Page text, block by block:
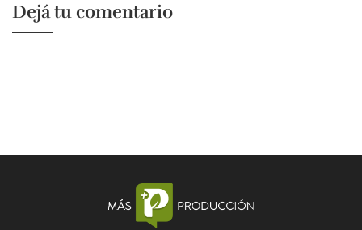
Dejá tu comentario